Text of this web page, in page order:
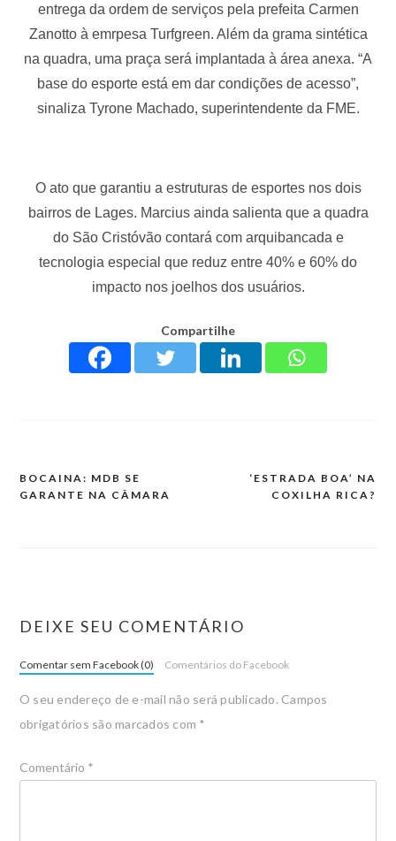
entrega da ordem de serviços pela prefeita Carmen
Zanotto à emrpesa Turfgreen. Além da grama sintética
na quadra, uma praça será implantada à área anexa. “A
base do esporte está em dar condições de acesso”,
sinaliza Tyrone Machado, superintendente da FME.
O ato que garantiu a estruturas de esportes nos dois
bairros de Lages. Marcius ainda salienta que a quadra
do São Cristóvão contará com arquibancada e
tecnologia especial que reduz entre 40% e 60% do
impacto nos joelhos dos usuários.
Compartilhe
BOCAINA: MDB SE
GARANTE NA CÂMARA
‘ESTRADA BOA’ NA
COXILHA RICA?
DEIXE SEU COMENTÁRIO
Comentar sem Facebook (0) Comentários do Facebook
O seu endereço de e-mail não será publicado. Campos
obrigatórios são marcados com *
Comentário *